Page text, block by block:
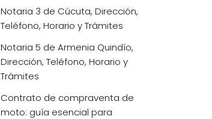
Notaria 3 de Cúcuta, Dirección,
Teléfono, Horario y Trámites
Notaria 5 de Armenia Quindío,
Dirección, Teléfono, Horario y
Trámites
Contrato de compraventa de
moto: guía esencial para